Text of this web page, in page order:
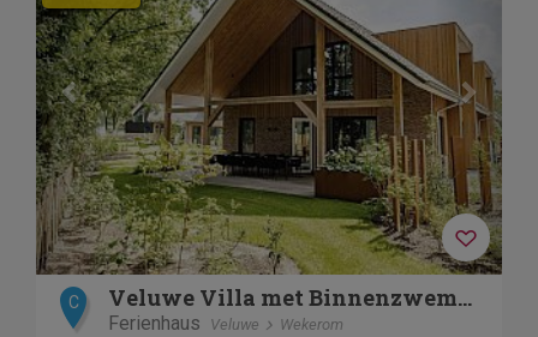
C Veluwe Villa met Binnenzwembad & Wellness | 12 personen
Ferienhaus Veluwe Wekerom